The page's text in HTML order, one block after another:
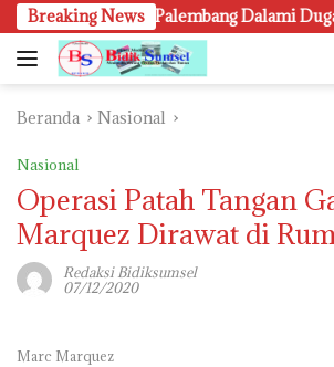
Langsung
ke
konten
Breaking News
Kejari Palembang Dalami Dugaan
Beranda Nasional
Nasional
Operasi Patah Tangan
Marquez Dirawat di
Redaksi Bidiksumsel
07/12/2020
Marc Marquez